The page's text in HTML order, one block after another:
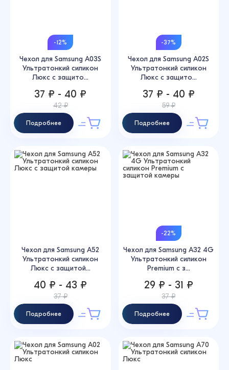
-12%
Чехол для Samsung A03S
Ультратонкий силикон
Люкс с защито...
37 ₽ - 40 ₽
42 ₽
Подробнее
-37%
Чехол для Samsung A02S
Ультратонкий силикон
Люкс с защито...
37 ₽ - 40 ₽
59 ₽
Подробнее
Чехол для Samsung A52
Ультратонкий силикон
Люкс с защитой...
40 ₽ - 43 ₽
37 ₽
Подробнее
-22%
Чехол для Samsung A32 4G
Ультратонкий силикон
Premium с з...
29 ₽ - 31 ₽
37 ₽
Подробнее